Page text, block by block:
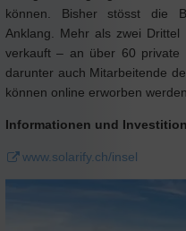
können. Bisher stösst die
Anklang. Mehr als zwei
verkauft – an über 60 private
darunter auch Mitarbeitende
können online erworben werden.
Informationen und
www.solarify.ch/insel